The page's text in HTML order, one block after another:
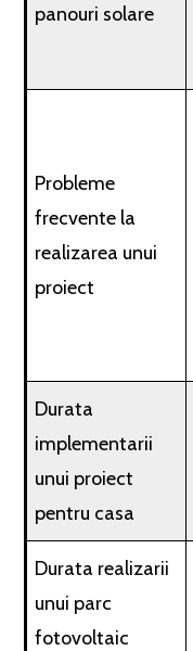
panouri solare
Probleme
frecvente la
realizarea unui
proiect
Durata
implementarii
unui proiect
pentru casa
Durata realizarii
unui parc
fotovoltaic